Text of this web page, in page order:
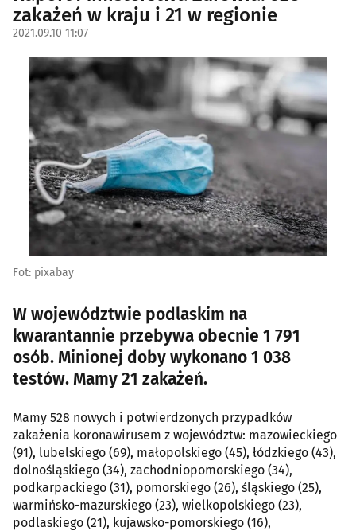
zakażeń w kraju i 21 w regionie
2021.09.10 11:07
Fot: pixabay
W województwie podlaskim na
kwarantannie przebywa obecnie 1 791
osób. Minionej doby wykonano 1 038
testów. Mamy 21 zakażeń.
Mamy 528 nowych i potwierdzonych przypadków
zakażenia koronawirusem z województw: mazowieckiego
(91), lubelskiego (69), małopolskiego (45), łódzkiego (43),
dolnośląskiego (34), zachodniopomorskiego (34),
podkarpackiego (31), pomorskiego (26), śląskiego (25),
warmińsko-mazurskiego (23), wielkopolskiego (23),
podlaskiego (21), kujawsko-pomorskiego (16),